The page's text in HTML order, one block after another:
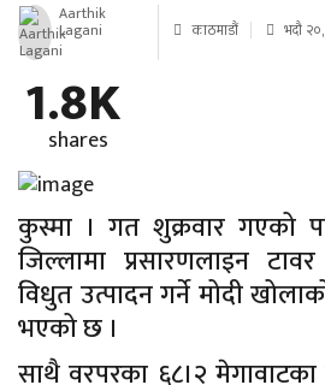
Aarthik
Lagani काठमाडौं भदौ
1.8K
shares
कुस्मा । गत शुक्रवार गएको
जिल्लामा प्रसारणलाइन
विधुत उत्पादन गर्ने मोदी
भएको छ ।
साथै वरपरका ६८।२